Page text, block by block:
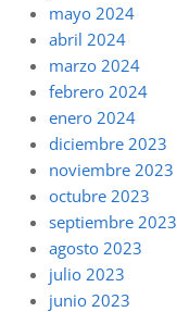
mayo 2024
abril 2024
marzo 2024
febrero 2024
enero 2024
diciembre 2023
noviembre 2023
octubre 2023
septiembre 2023
agosto 2023
julio 2023
junio 2023